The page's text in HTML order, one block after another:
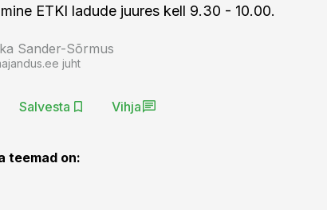
ETKI ladude juures kell 9.30 - 10.00.
Sander-Sõrmus
juht
Salvesta Vihja
teemad on: